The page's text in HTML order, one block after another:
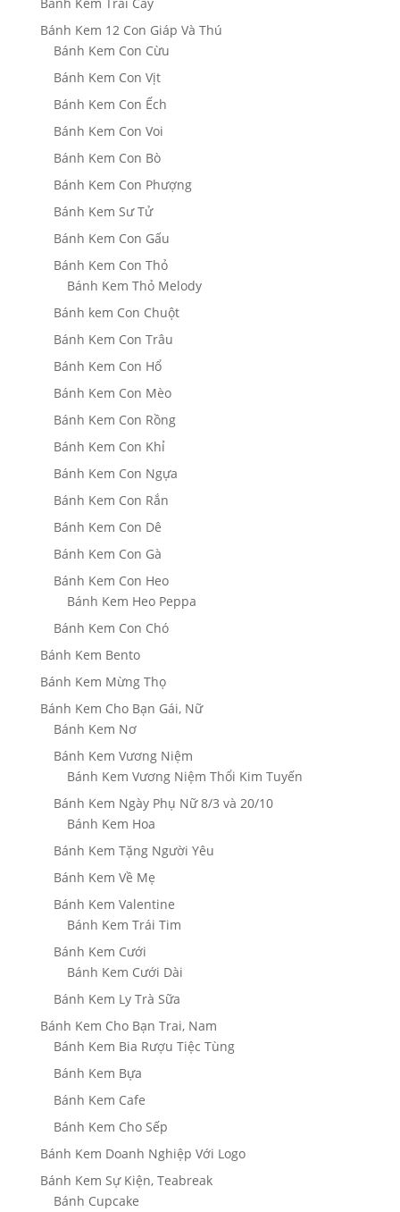
Bánh Kem Trái Cây
Bánh Kem 12 Con Giáp Và Thú
Bánh Kem Con Cừu
Bánh Kem Con Vịt
Bánh Kem Con Ếch
Bánh Kem Con Voi
Bánh Kem Con Bò
Bánh Kem Con Phượng
Bánh Kem Sư Tử
Bánh Kem Con Gấu
Bánh Kem Con Thỏ
Bánh Kem Thỏ Melody
Bánh kem Con Chuột
Bánh Kem Con Trâu
Bánh Kem Con Hổ
Bánh Kem Con Mèo
Bánh Kem Con Rồng
Bánh Kem Con Khỉ
Bánh Kem Con Ngựa
Bánh Kem Con Rắn
Bánh Kem Con Dê
Bánh Kem Con Gà
Bánh Kem Con Heo
Bánh Kem Heo Peppa
Bánh Kem Con Chó
Bánh Kem Bento
Bánh Kem Mừng Thọ
Bánh Kem Cho Bạn Gái, Nữ
Bánh Kem Nơ
Bánh Kem Vương Niệm
Bánh Kem Vương Niệm Thổi Kim Tuyến
Bánh Kem Ngày Phụ Nữ 8/3 và 20/10
Bánh Kem Hoa
Bánh Kem Tặng Người Yêu
Bánh Kem Về Mẹ
Bánh Kem Valentine
Bánh Kem Trái Tim
Bánh Kem Cưới
Bánh Kem Cưới Dài
Bánh Kem Ly Trà Sữa
Bánh Kem Cho Bạn Trai, Nam
Bánh Kem Bia Rượu Tiệc Tùng
Bánh Kem Bựa
Bánh Kem Cafe
Bánh Kem Cho Sếp
Bánh Kem Doanh Nghiệp Với Logo
Bánh Kem Sự Kiện, Teabreak
Bánh Cupcake